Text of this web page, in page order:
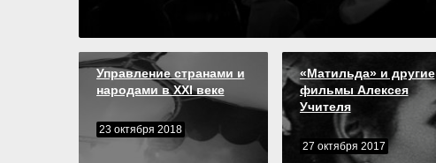
Управление странами и
народами в XXI веке
23 октября 2018
«Матильда» и другие
фильмы Алексея
Учителя
27 октября 2017